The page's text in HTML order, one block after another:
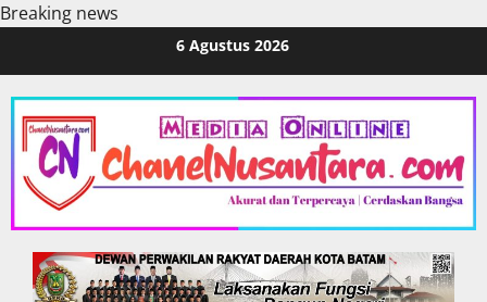
Breaking news
content
6 Agustus 2026